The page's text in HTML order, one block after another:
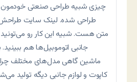
چیزی شبیه طراحی صنعتی
طراحی شده. لینک سایت
متن هست. شبیه این کار رو می‌تونید
جانبی اتوموبیل‌ها هم
ماشین گاهی مدل‌های مختلف
کاپوت و لوازم جانبی دیگه تولید